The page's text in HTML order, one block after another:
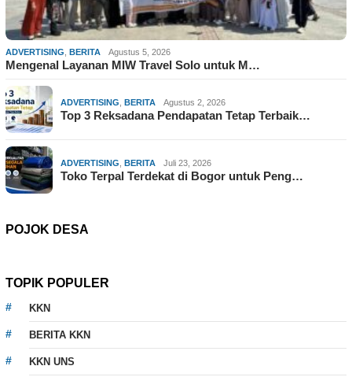
ADVERTISING, BERITA Agustus 5, 2026
Mengenal Layanan MIW Travel Solo untuk M…
ADVERTISING, BERITA Agustus 2, 2026
Top 3 Reksadana Pendapatan Tetap Terbaik…
ADVERTISING, BERITA Juli 23, 2026
Toko Terpal Terdekat di Bogor untuk Peng…
POJOK DESA
TOPIK POPULER
KKN
BERITA KKN
KKN UNS